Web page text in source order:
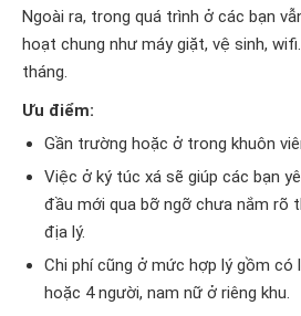
Ngoài ra, trong quá trình ở các bạn
hoạt chung như máy giặt, vệ sinh,
tháng.
Ưu điểm:
Gần trường hoặc ở trong khuôn
Việc ở ký túc xá sẽ giúp các bạn
đầu mới qua bỡ ngỡ chưa nắm rõ
địa lý.
Chi phí cũng ở mức hợp lý gồm có
hoặc 4 người, nam nữ ở riêng khu.